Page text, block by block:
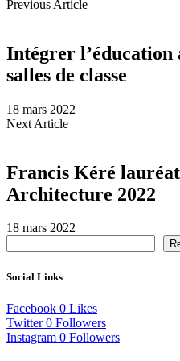
Previous Article
Intégrer l’éducation
salles de classe
18 mars 2022
Next Article
Francis Kéré
Architecture 2022
18 mars 2022
Social Links
Facebook 0 Likes
Twitter 0 Followers
Instagram 0 Followers